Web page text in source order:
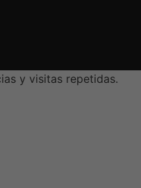
y visitas repetidas.